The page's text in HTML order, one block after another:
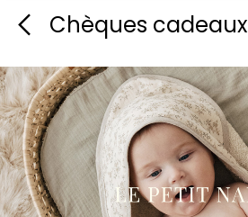
Chèques cadeaux